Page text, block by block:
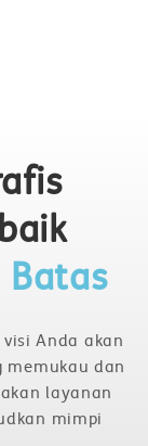
Anda akan
dan
layanan
mimpi